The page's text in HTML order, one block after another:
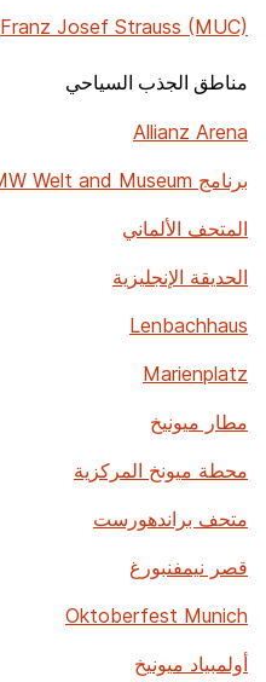
Franz Josef Strauss (MUC)
مناطق الجذب السياحي
Allianz Arena
برنامج BMW Welt and Museum
المتحف الألماني
الحديقة الإنجليزية
Lenbachhaus
Marienplatz
مطار ميونيخ
محطة ميونخ المركزية
متحف براندهورست
قصر نيمفنبورغ
Oktoberfest Munich
أولمبياد ميونيخ